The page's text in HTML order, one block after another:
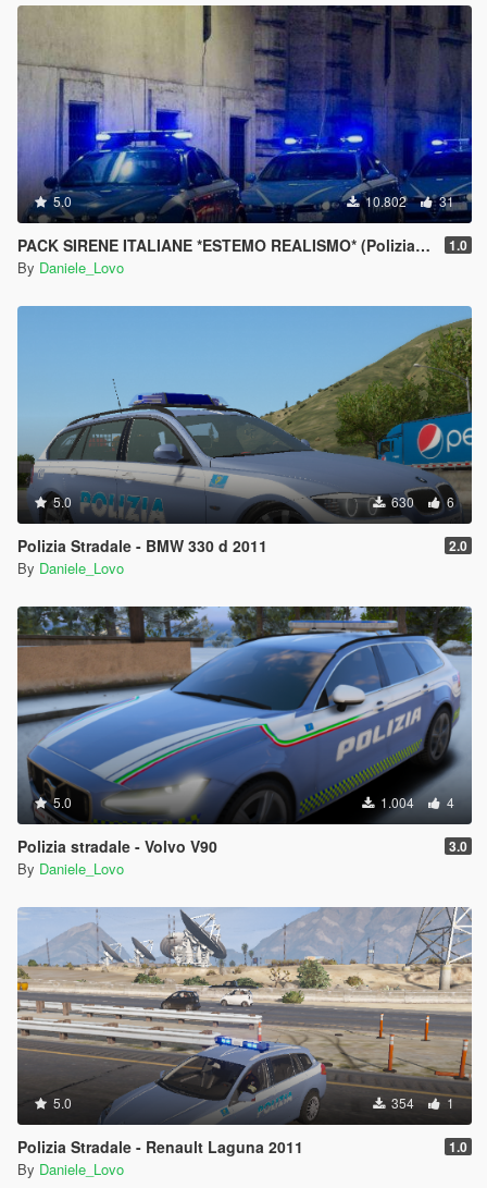
5.0 10.802 31
PACK SIRENE ITALIANE *ESTEMO REALISMO* (Polizia, Carabinieri; Ambulanza e Vigili del Fuoco) 1.0
By Daniele_Lovo
5.0 630 6
Polizia Stradale - BMW 330 d 2011 2.0
By Daniele_Lovo
5.0 1.004 4
Polizia stradale - Volvo V90 3.0
By Daniele_Lovo
5.0 354 1
Polizia Stradale - Renault Laguna 2011 1.0
By Daniele_Lovo